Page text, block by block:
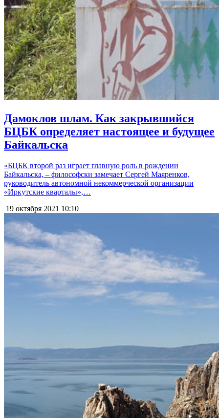
Дамоклов шлам. Как закрывшийся
БЦБК определяет настоящее и будущее
Байкальска
«БЦБК второй раз играет главную роль в рождении
Байкальска, – философски замечает Сергей Маяренков,
руководитель автономной некоммерческой организации
«Иркутские кварталы»,…
19 октября 2021 10:10